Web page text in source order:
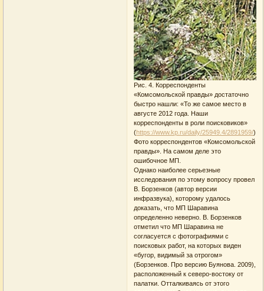
Рис. 4. Корреспонденты
«Комсомольской правды» достаточно
быстро нашли: «То же самое место в
августе 2012 года. Наши
корреспонденты в роли поисковиков»
(https://www.kp.ru/daily/25949.4/2891959/).
Фото корреспондентов «Комсомольской
правды». На самом деле это
ошибочное МП.
Однако наиболее серьезные
исследования по этому вопросу провел
В. Борзенков (автор версии
инфразвука), которому удалось
доказать, что МП Шаравина
определенно неверно. В. Борзенков
отметил что МП Шаравина не
согласуется с фотографиями с
поисковых работ, на которых виден
«бугор, видимый за отрогом»
(Борзенков. Про версию Буянова. 2009),
расположенный к северо-востоку от
палатки. Отталкиваясь от этого